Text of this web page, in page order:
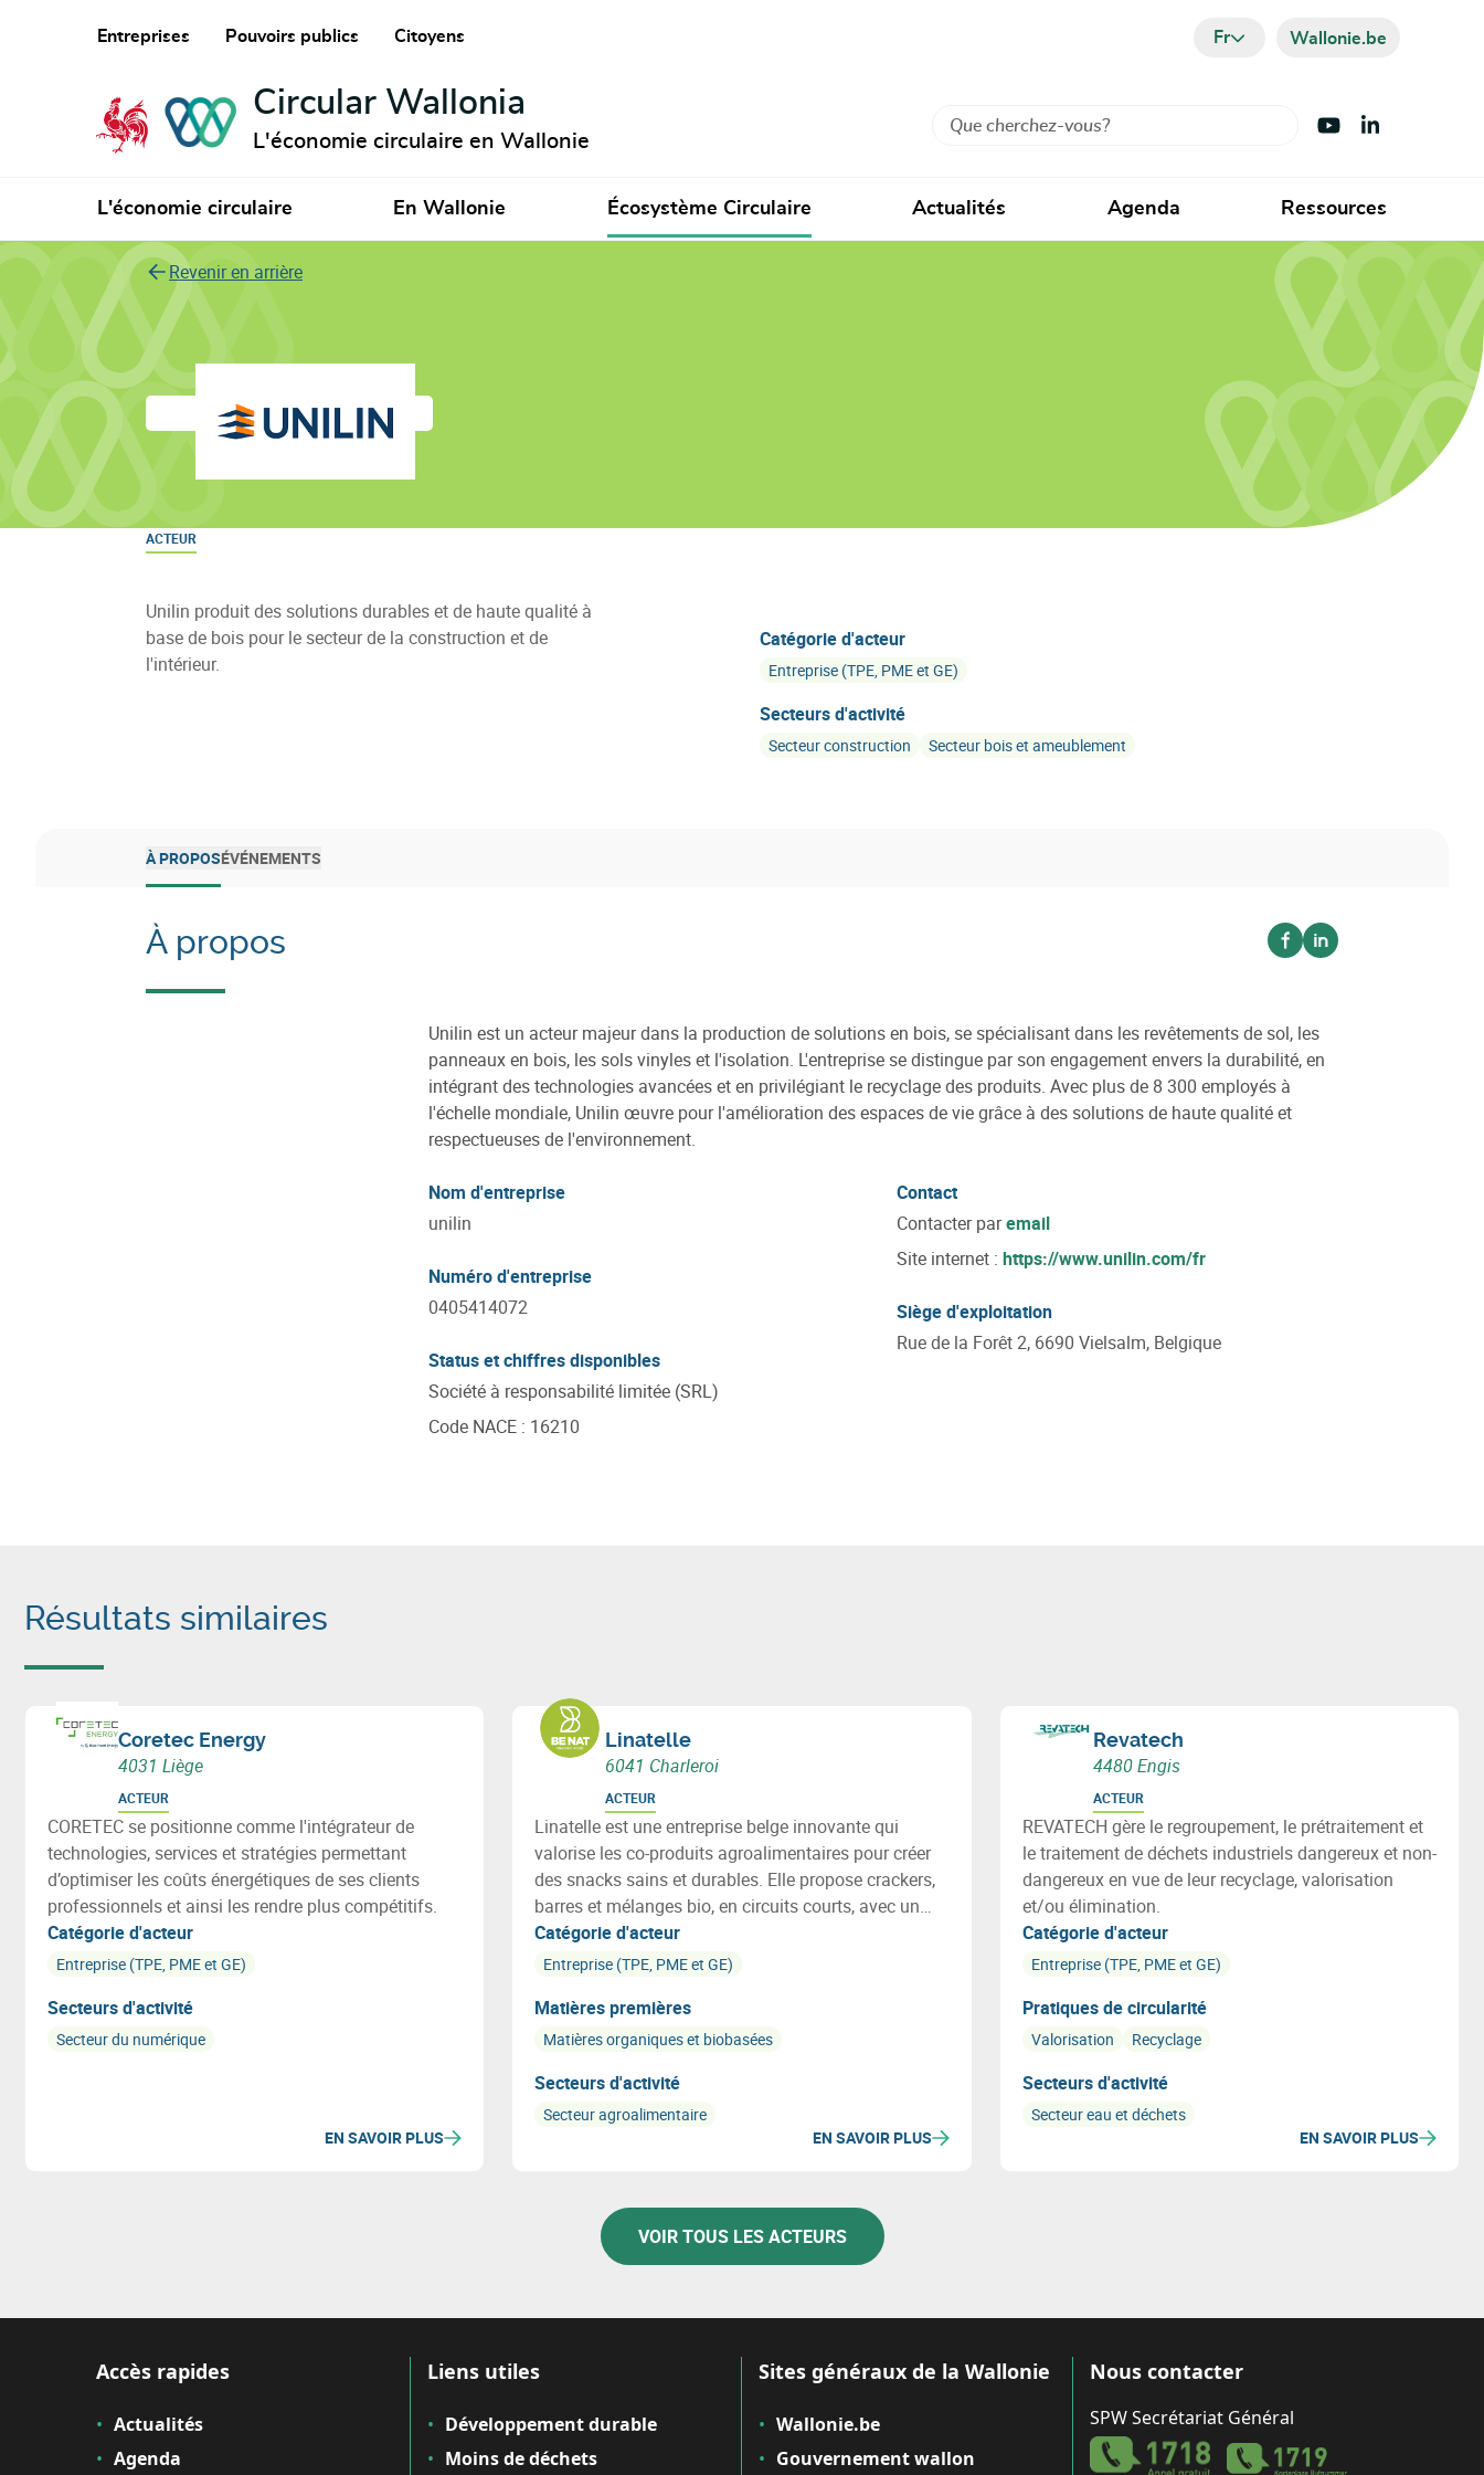
Entreprises Pouvoirs publics Citoyens Fr Wallonie.be
Circular Wallonia
L'économie circulaire en Wallonie
Rechercher Visiter Youtube
Visiter LinkedIn
L'économie circulaire En Wallonie Écosystème Circulaire Actualités Agenda Ressources
Revenir en arrière
Unilin
ACTEUR
Unilin produit des solutions durables et de haute qualité à
base de bois pour le secteur de la construction et de
l'intérieur.
Catégorie d'acteur
Entreprise (TPE, PME et GE)
Secteurs d'activité
Secteur construction Secteur bois et ameublement
À PROPOSÉVÉNEMENTS
À propos Voir sur facebook
Voir sur linkedin
Unilin est un acteur majeur dans la production de solutions en bois, se spécialisant dans les revêtements de sol, les
panneaux en bois, les sols vinyles et l'isolation. L'entreprise se distingue par son engagement envers la durabilité, en
intégrant des technologies avancées et en privilégiant le recyclage des produits. Avec plus de 8 300 employés à
l'échelle mondiale, Unilin œuvre pour l'amélioration des espaces de vie grâce à des solutions de haute qualité et
respectueuses de l'environnement.
Nom d'entreprise
unilin
Numéro d'entreprise
0405414072
Status et chiffres disponibles
Société à responsabilité limitée (SRL)
Code NACE : 16210
Contact
Contacter paremail
Site internet : https://www.unilin.com/fr
Siège d'exploitation
Rue de la Forêt 2, 6690 Vielsalm, Belgique
Résultats similaires
Coretec Energy
4031 Liège
ACTEUR
CORETEC se positionne comme l'intégrateur de
technologies, services et stratégies permettant
d’optimiser les coûts énergétiques de ses clients
professionnels et ainsi les rendre plus compétitifs.
Catégorie d'acteur
Entreprise (TPE, PME et GE)
Secteurs d'activité
Secteur du numérique
EN SAVOIR PLUS
Linatelle
6041 Charleroi
ACTEUR
Linatelle est une entreprise belge innovante qui
valorise les co-produits agroalimentaires pour créer
des snacks sains et durables. Elle propose crackers,
barres et mélanges bio, en circuits courts, avec un
fort engagement écologique et social.
Catégorie d'acteur
Entreprise (TPE, PME et GE)
Matières premières
Matières organiques et biobasées
Secteurs d'activité
Secteur agroalimentaire
EN SAVOIR PLUS
Revatech
4480 Engis
ACTEUR
REVATECH gère le regroupement, le prétraitement et
le traitement de déchets industriels dangereux et non-
dangereux en vue de leur recyclage, valorisation
et/ou élimination.
Catégorie d'acteur
Entreprise (TPE, PME et GE)
Pratiques de circularité
Valorisation Recyclage
Secteurs d'activité
Secteur eau et déchets
EN SAVOIR PLUS
VOIR TOUS LES ACTEURS
Accès rapides
Actualités
Agenda
Liens utiles
Développement durable
Moins de déchets
Sites généraux de la Wallonie
Wallonie.be
Gouvernement wallon
Nous contacter
SPW Secrétariat Général